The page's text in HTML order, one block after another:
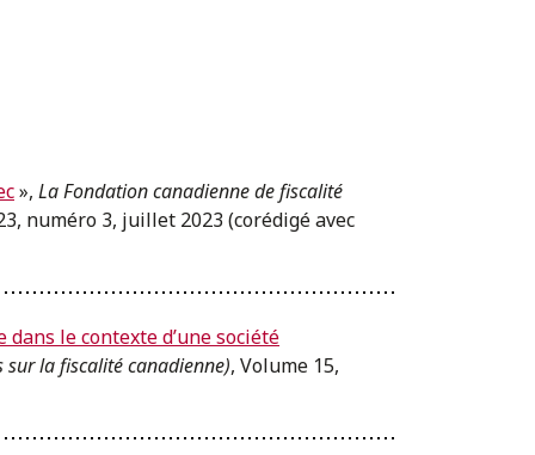
», La Fondation canadienne de fiscalité
numéro 3, juillet 2023 (corédigé avec
le contexte d’une société
sur la fiscalité canadienne), Volume 15,